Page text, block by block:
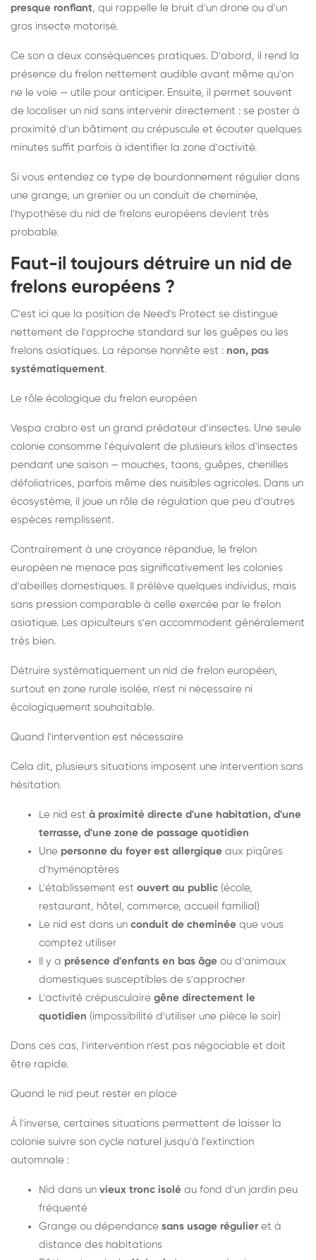
presque ronflant, qui rappelle le bruit d'un drone ou d'un
gros insecte motorisé.
Ce son a deux conséquences pratiques. D'abord, il rend la
présence du frelon nettement audible avant même qu'on
ne le voie — utile pour anticiper. Ensuite, il permet souvent
de localiser un nid sans intervenir directement : se poster à
proximité d'un bâtiment au crépuscule et écouter quelques
minutes suffit parfois à identifier la zone d'activité.
Si vous entendez ce type de bourdonnement régulier dans
une grange, un grenier ou un conduit de cheminée,
l'hypothèse du nid de frelons européens devient très
probable.
Faut-il toujours détruire un nid de
frelons européens ?
C'est ici que la position de Need's Protect se distingue
nettement de l'approche standard sur les guêpes ou les
frelons asiatiques. La réponse honnête est : non, pas
systématiquement.
Le rôle écologique du frelon européen
Vespa crabro est un grand prédateur d'insectes. Une seule
colonie consomme l'équivalent de plusieurs kilos d'insectes
pendant une saison — mouches, taons, guêpes, chenilles
défoliatrices, parfois même des nuisibles agricoles. Dans un
écosystème, il joue un rôle de régulation que peu d'autres
espèces remplissent.
Contrairement à une croyance répandue, le frelon
européen ne menace pas significativement les colonies
d'abeilles domestiques. Il prélève quelques individus, mais
sans pression comparable à celle exercée par le frelon
asiatique. Les apiculteurs s'en accommodent généralement
très bien.
Détruire systématiquement un nid de frelon européen,
surtout en zone rurale isolée, n'est ni nécessaire ni
écologiquement souhaitable.
Quand l'intervention est nécessaire
Cela dit, plusieurs situations imposent une intervention sans
hésitation.
Le nid est à proximité directe d'une habitation, d'une
terrasse, d'une zone de passage quotidien
Une personne du foyer est allergique aux piqûres
d'hyménoptères
L'établissement est ouvert au public (école,
restaurant, hôtel, commerce, accueil familial)
Le nid est dans un conduit de cheminée que vous
comptez utiliser
Il y a présence d'enfants en bas âge ou d'animaux
domestiques susceptibles de s'approcher
L'activité crépusculaire gêne directement le
quotidien (impossibilité d'utiliser une pièce le soir)
Dans ces cas, l'intervention n'est pas négociable et doit
être rapide.
Quand le nid peut rester en place
À l'inverse, certaines situations permettent de laisser la
colonie suivre son cycle naturel jusqu'à l'extinction
automnale :
Nid dans un vieux tronc isolé au fond d'un jardin peu
fréquenté
Grange ou dépendance sans usage régulier et à
distance des habitations